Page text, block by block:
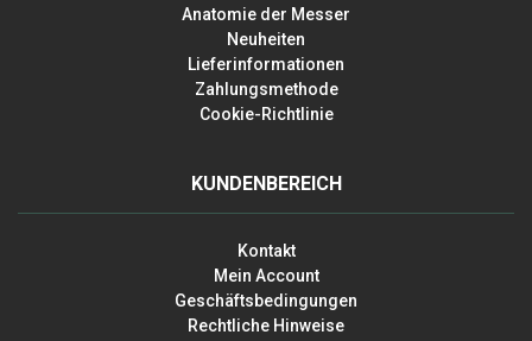
Anatomie der Messer
Neuheiten
Lieferinformationen
Zahlungsmethode
Cookie-Richtlinie
KUNDENBEREICH
Kontakt
Mein Account
Geschäftsbedingungen
Rechtliche Hinweise